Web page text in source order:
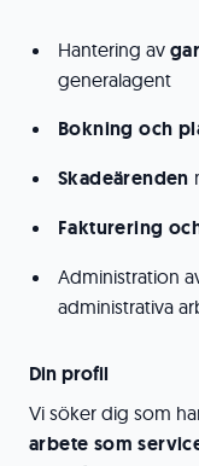
Hantering av
generalagent
Bokning och
Skadeärenden
Fakturering
Administration
administrativa
Din profil
Vi söker dig som
arbete som